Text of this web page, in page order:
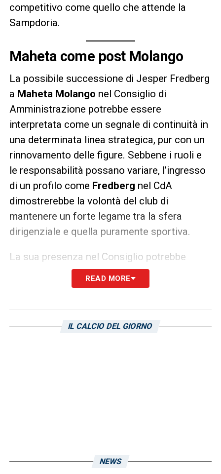
competitivo come quello che attende la
Sampdoria.
Maheta come post Molango
La possibile successione di Jesper Fredberg
a Maheta Molango nel Consiglio di
Amministrazione potrebbe essere
interpretata come un segnale di continuità in
una determinata linea strategica, pur con un
rinnovamento delle figure. Sebbene i ruoli e
le responsabilità possano variare, l’ingresso
di un profilo come Fredberg nel CdA
dimostrerebbe la volontà del club di
mantenere un forte legame tra la sfera
dirigenziale e quella puramente sportiva.
La sua presenza nel Consiglio potrebbe
facilitare l’allineamento tra le decisioni di alto
livello e le esigenze quotidiane della squadra
questa potenziale nomina, sperando che
READ MORE
IL CALCIO DEL GIORNO
NEWS